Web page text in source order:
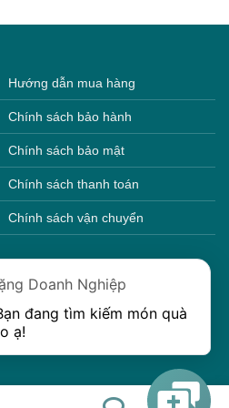
Hướng dẫn mua hàng
Chính sách bảo hành
Chính sách bảo mật
Chính sách thanh toán
Chính sách vận chuyển
Doanh Nghiệp
đang tìm kiếm món quà
ạ!